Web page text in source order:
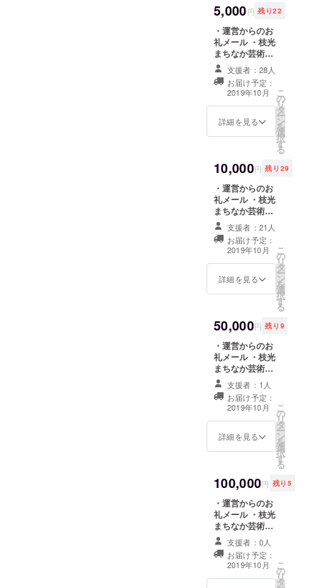
5,000円 残り22
・運営からのお
礼メール ・枝光
まちなか芸術祭1
作品招待券提供
（全日程使用
可） or 芸術祭オ
リジナルTシャツ
・芸術祭期間中
ご芳名張り出し
※支援時、必ず備
記入ください。
※招待券かTシャ
ツどちらかをお
選びいただきま
す。 ※招待券は
来場した支援者
の方に直接お渡
しいたします、
当日受付にてお
ださい
支援者：28人
お届け予定：
2019年10月
詳細を見る
こ
の
リ
タ
ー
ン
を
選
択
す
る
10,000円 残り29
・運営からのお
礼メール ・枝光
まちなか芸術祭3
作品招待券提供
（全日程使用
可） ・芸術祭オ
リジナルTシャツ
＋芸術祭期間中
ご芳名張り出し
※支援時、必ず備
記入ください。
※招待券は来場し
た支援者の方に
直接お渡しいた
します、当日受
付にてお名前を
お伝えください
支援者：21人
お届け予定：
2019年10月
詳細を見る
こ
の
リ
タ
ー
ン
を
選
択
す
る
50,000円 残り9
・運営からのお
礼メール ・枝光
まちなか芸術祭
全作品招待券提
供（全日程使用
可） ・芸術祭オ
リジナルTシャツ
・芸術祭期間中
ご芳名張り出し
※支援時、必ず備
ください。 ※招
待券は来場した
支援者の方に直
接お渡しいたし
ます、当日受付
にてお名前をお
伝えください
支援者：1人
お届け予定：
2019年10月
詳細を見る
こ
の
リ
タ
ー
ン
を
選
択
す
る
100,000円 残り5
・運営からのお
礼メール ・枝光
まちなか芸術祭
全作品招待券提
供（全日程使用
可） ・芸術祭オ
リジナルTシャツ
＋芸術祭期間中
支援者：0人
お届け予定：
2019年10月
こ
の
リ
タ